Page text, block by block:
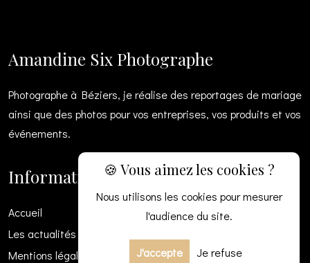
Amandine Six Photographe
Photographe à Béziers, je réalise des reportages de mariage
ainsi que des photos pour vos entreprises, vos produits et vos
événements.
Informations
Accueil
Les actualités
Mentions légales
🍪 Vous aimez les cookies ?
Nous utilisons les cookies pour mesurer
l'audience du site.
J'accepte Je refuse